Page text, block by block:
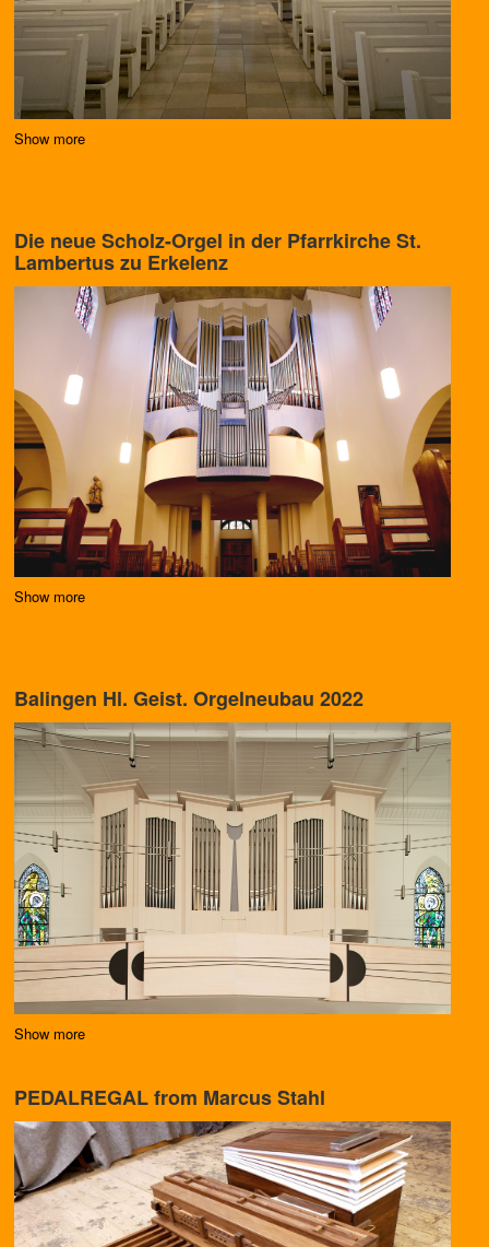
Show more
Die neue Scholz-Orgel in der Pfarrkirche St.
Lambertus zu Erkelenz
Show more
Balingen Hl. Geist. Orgelneubau 2022
Show more
PEDALREGAL from Marcus Stahl